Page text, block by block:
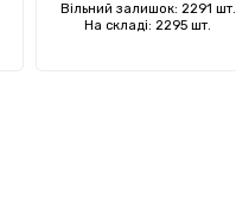
Вільний залишок: 2291 шт.
На складі: 2295 шт.